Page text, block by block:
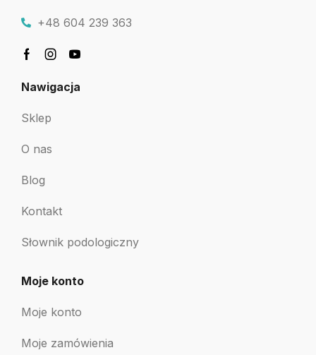
+48 604 239 363
Nawigacja
Sklep
O nas
Blog
Kontakt
Słownik podologiczny
Moje konto
Moje konto
Moje zamówienia